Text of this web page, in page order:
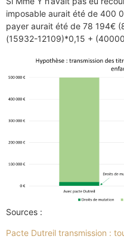
imposable aurait été de 400
payer aurait été de 78 194€
(15932-12109)*0,15 +
Sources :
Pacte Dutreil transmission :